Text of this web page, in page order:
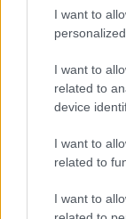
I want to
I want to
related to
device
I want to
related to
I want to